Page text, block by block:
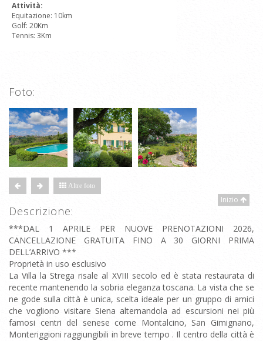
Attività:
Equitazione: 10km
Golf: 20Km
Tennis: 3Km
Foto:
Altre foto
Inizio
Descrizione:
***DAL 1 APRILE PER NUOVE PRENOTAZIONI 2026,
CANCELLAZIONE GRATUITA FINO A 30 GIORNI PRIMA
DELL’ARRIVO ***
Proprietà in uso esclusivo
La Villa la Strega risale al XVIII secolo ed è stata restaurata di
recente mantenendo la sobria eleganza toscana. La vista che se
ne gode sulla città è unica, scelta ideale per un gruppo di amici
che vogliono visitare Siena alternandola ad escursioni nei più
famosi centri del senese come Montalcino, San Gimignano,
Monteriggioni raggiungibili in breve tempo . Il centro della città è